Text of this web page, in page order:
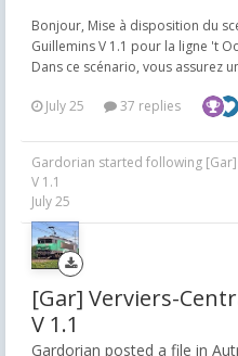
Bonjour, Mise à disposition du
Guillemins V 1.1 pour la ligne 't
Dans ce scénario, vous assurez
July 25 37 replies
Gardorian started following
V 1.1
July 25
[Gar] Verviers-
V 1.1
Gardorian posted a file in